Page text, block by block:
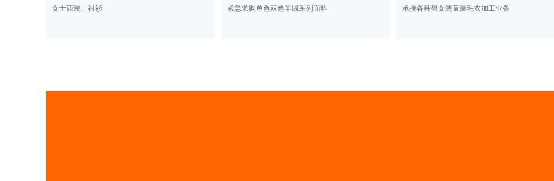
女士西装、衬衫
紧急求购单色双色羊绒系列面料
承接各种男女装童装毛衣加工业务